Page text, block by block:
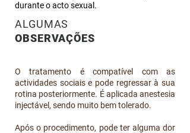
durante o acto sexual.
ALGUMAS
OBSERVAÇÕES
O tratamento é compatível com as
actividades sociais e pode regressar à sua
rotina posteriormente. É aplicada anestesia
injectável, sendo muito bem tolerado.
Após o procedimento, pode ter alguma dor